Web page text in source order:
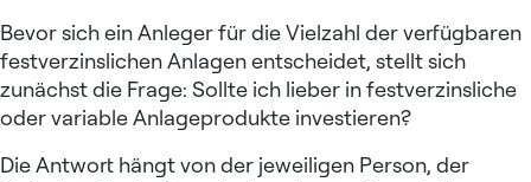
Bevor sich ein Anleger für die Vielzahl der verfügbaren
festverzinslichen Anlagen entscheidet, stellt sich
zunächst die Frage: Sollte ich lieber in festverzinsliche
oder variable Anlageprodukte investieren?
Die Antwort hängt von der jeweiligen Person, der